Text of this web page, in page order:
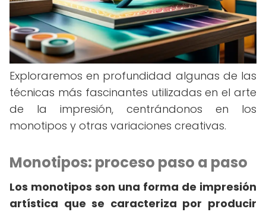
Exploraremos en profundidad algunas de las
técnicas más fascinantes utilizadas en el arte
de la impresión, centrándonos en los
monotipos y otras variaciones creativas.
Monotipos: proceso paso a paso
Los monotipos son una forma de impresión
artística que se caracteriza por producir